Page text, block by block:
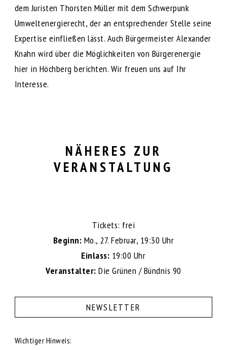
dem Juristen Thorsten Müller mit dem Schwerpunk
Umweltenergierecht, der an entsprechender Stelle seine
Expertise einfließen lässt. Auch Bürgermeister Alexander
Knahn wird über die Möglichkeiten von Bürgerenergie
hier in Höchberg berichten. Wir freuen uns auf Ihr
Interesse.
NÄHERES ZUR
VERANSTALTUNG
Tickets: frei
Beginn: Mo., 27. Februar, 19:30 Uhr
Einlass: 19:00 Uhr
Veranstalter: Die Grünen / Bündnis 90
NEWSLETTER
Wichtiger Hinweis: